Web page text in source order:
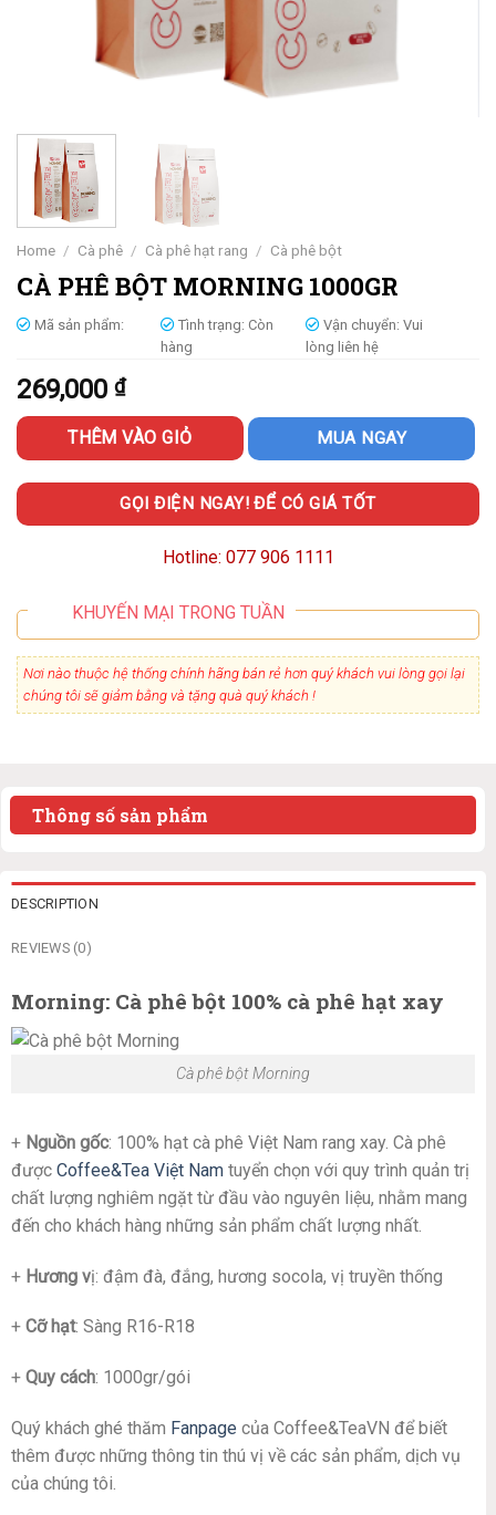
Home / Cà phê / Cà phê hạt rang / Cà phê bột
CÀ PHÊ BỘT MORNING 1000GR
Mã sản phẩm: Tình trạng: Còn
hàng
Vận chuyển: Vui
lòng liên hệ
269,000 ₫
THÊM VÀO GIỎ MUA NGAY
GỌI ĐIỆN NGAY! ĐỂ CÓ GIÁ TỐT
Hotline: 077 906 1111
KHUYẾN MẠI TRONG TUẦN
Nơi nào thuộc hệ thống chính hãng bán rẻ hơn quý khách vui lòng gọi lại
chúng tôi sẽ giảm bằng và tặng quà quý khách !
Thông số sản phẩm
DESCRIPTION
REVIEWS (0)
Morning: Cà phê bột 100% cà phê hạt xay
Cà phê bột Morning
+ Nguồn gốc: 100% hạt cà phê Việt Nam rang xay. Cà phê
được Coffee&Tea Việt Nam tuyển chọn với quy trình quản trị
chất lượng nghiêm ngặt từ đầu vào nguyên liệu, nhằm mang
đến cho khách hàng những sản phẩm chất lượng nhất.
+ Hương vị: đậm đà, đắng, hương socola, vị truyền thống
+ Cỡ hạt: Sàng R16-R18
+ Quy cách: 1000gr/gói
Quý khách ghé thăm Fanpage của Coffee&TeaVN để biết
thêm được những thông tin thú vị về các sản phẩm, dịch vụ
của chúng tôi.